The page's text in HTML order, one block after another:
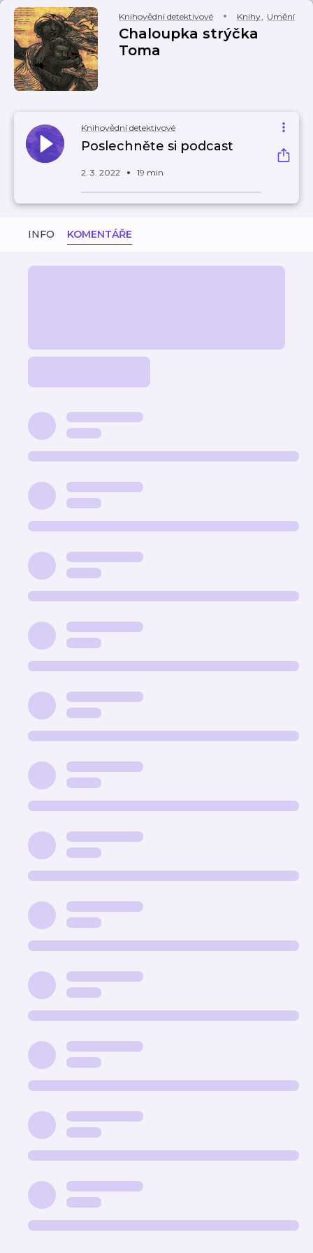
Knihovědní detektivové Knihy, Umění
Chaloupka strýčka
Toma
Knihovědní detektivové
Poslechněte si podcast
2. 3. 2022 19 min
INFO KOMENTÁŘE